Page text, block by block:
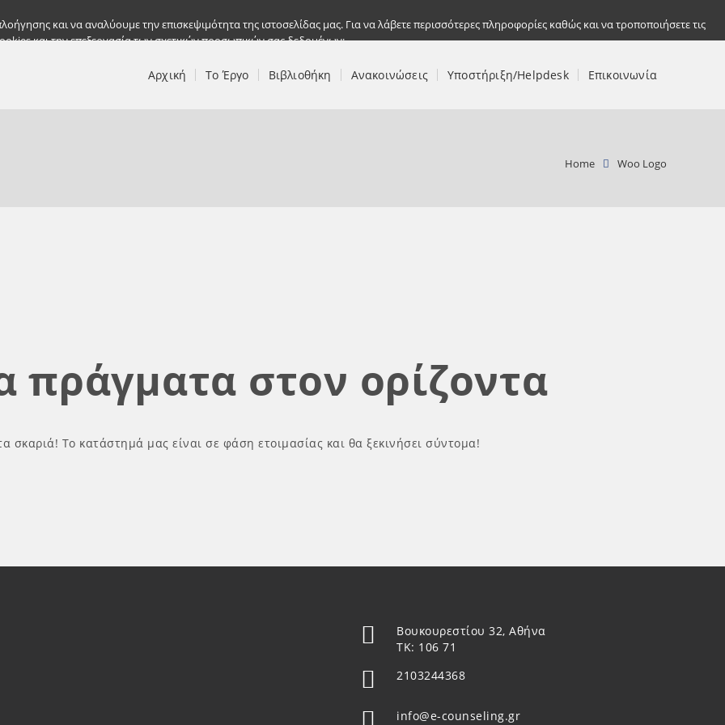
Αρχική Το Έργο Βιβλιοθήκη Ανακοινώσεις Υποστήριξη/Helpdesk Επικοινωνία
Home Woo Logo
πράγματα στον ορίζοντα
σκαριά! Το κατάστημά μας είναι σε φάση ετοιμασίας και θα ξεκινήσει σύντομα!
Βουκουρεστίου 32, Αθήνα
ΤΚ: 106 71
2103244368
info@e-counseling.gr
και να αναλύουμε την επισκεψιμότητα της ιστοσελίδας μας. Για να λάβετε περισσότερες πληροφορίες καθώς και να τροποποιήσετε τις
και την επεξεργασία των σχετικών προσωπικών σας δεδομένων;